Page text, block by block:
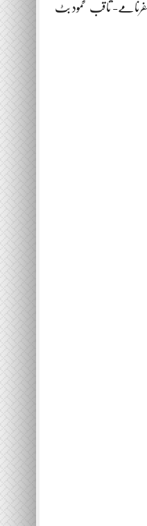
ثاقب محمود بٹ